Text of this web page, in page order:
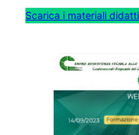
Scarica i materiali